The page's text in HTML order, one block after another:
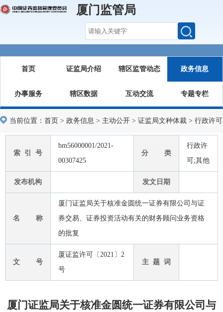
厦门监管局
首页 证监局介绍 辖区监管动态 政务信息
办事服务 辖区数据 互动交流 专题专栏
当前位置： 首页 > 政务信息 > 主动公开 > 证监局文种体裁 > 行政许可
索 引 号
bm56000001/2021-
00307425
分 类
行政许
可;其他
发布机构 发文日期
名 称
厦门证监局关于核准金圆统一证券有限公司与证
券交易、证券投资活动有关的财务顾问业务资格
的批复
文 号
厦证监许可〔2021〕2
号
主 题 词
厦门证监局关于核准金圆统一证券有限公司与